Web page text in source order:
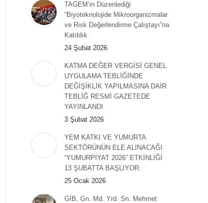
TAGEM’in Düzenlediği
“Biyoteknolojide Mikroorganizmalar
ve Risk Değerlendirme Çalıştayı”na
Katıldık
24 Şubat 2026
KATMA DEĞER VERGİSİ GENEL
UYGULAMA TEBLİĞİNDE
DEĞİŞİKLİK YAPILMASINA DAİR
TEBLİĞ RESMİ GAZETEDE
YAYINLANDI
3 Şubat 2026
YEM KATKI VE YUMURTA
SEKTÖRÜNÜN ELE ALINACAĞI
“YUMURPİYAT 2026” ETKİNLİĞİ
13 ŞUBATTA BAŞLIYOR.
25 Ocak 2026
GİB, Gn. Md. Yrd. Sn. Mehmet